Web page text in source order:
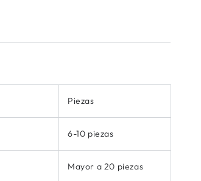
Piezas
6-10 piezas
Mayor a 20 piezas